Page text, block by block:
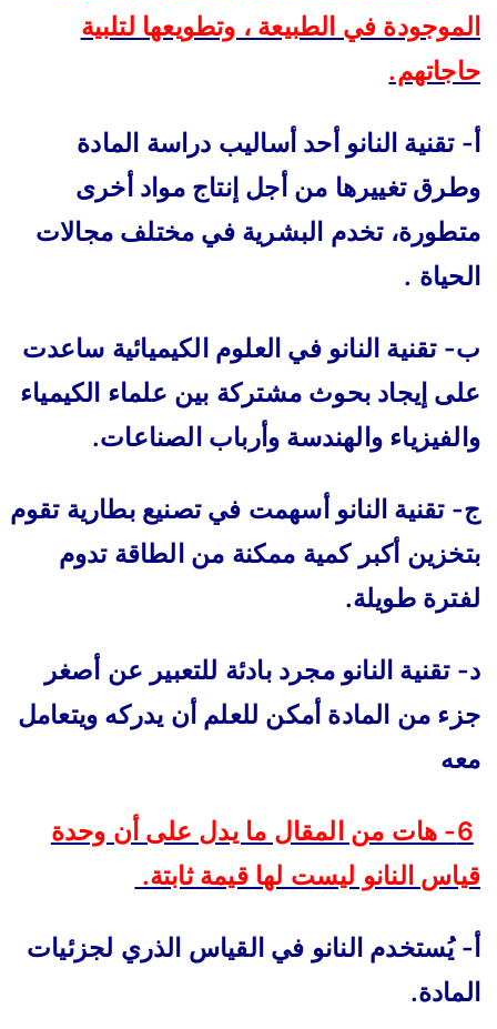
الموجودة في الطبيعة ، وتطويعها لتلبية
حاجاتهم.
أ- تقنية النانو أحد أساليب دراسة المادة
وطرق تغييرها من أجل إنتاج مواد أخرى
متطورة، تخدم البشرية في مختلف مجالات
الحياة .
ب- تقنية النانو في العلوم الكيميائية ساعدت
على إيجاد بحوث مشتركة بين علماء الكيمياء
والفيزياء والهندسة وأرباب الصناعات.
ج- تقنية النانو أسهمت في تصنيع بطارية تقوم
بتخزين أكبر كمية ممكنة من الطاقة تدوم
لفترة طويلة.
د- تقنية النانو مجرد بادئة للتعبير عن أصغر
جزء من المادة أمكن للعلم أن يدركه ويتعامل
معه
6- هات من المقال ما يدل على أن وحدة
قياس النانو ليست لها قيمة ثابتة.
أ- يُستخدم النانو في القياس الذري لجزئيات
المادة.